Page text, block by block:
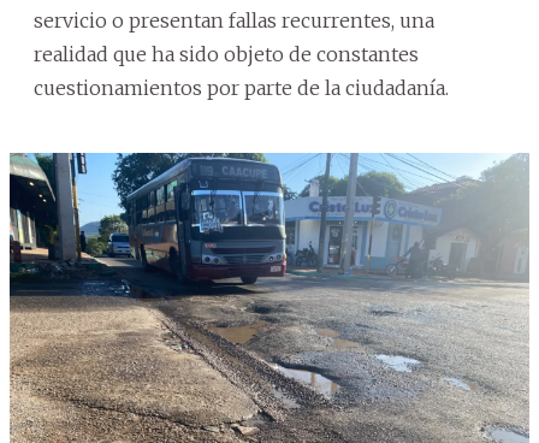
servicio o presentan fallas recurrentes, una
realidad que ha sido objeto de constantes
cuestionamientos por parte de la ciudadanía.